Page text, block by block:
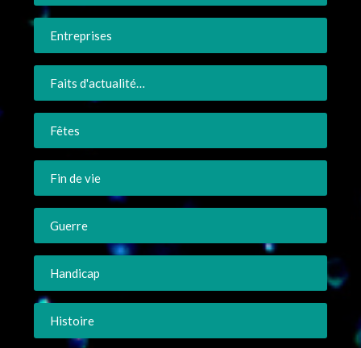
Entreprises
Faits d'actualité…
Fêtes
Fin de vie
Guerre
Handicap
Histoire